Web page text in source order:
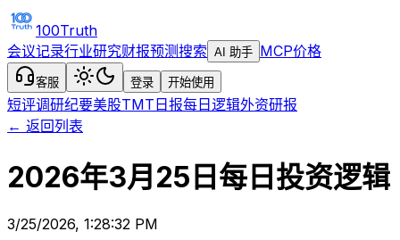
100Truth
会议记录行业研究财报预测搜索 AI 助手 MCP价格
客服 登录 开始使用
短评调研纪要美股TMT日报每日逻辑外资研报
← 返回列表
2026年3月25日每日投资逻辑
3/25/2026, 1:28:32 PM